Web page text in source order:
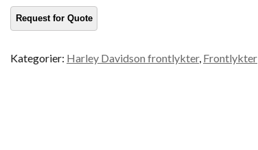
Kategorier: Harley Davidson frontlykter, Frontlykter